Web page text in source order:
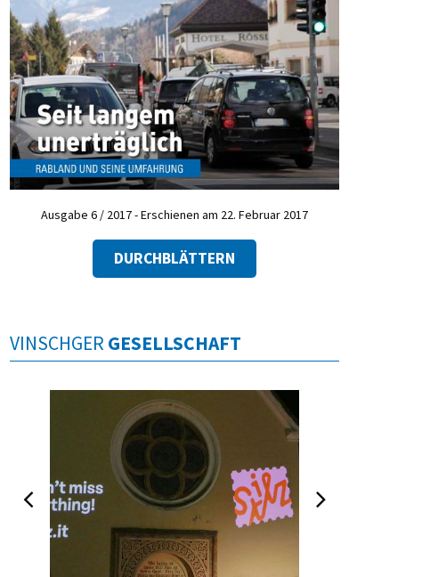
Ausgabe 6 / 2017 - Erschienen am 22. Februar 2017
DURCHBLÄTTERN
VINSCHGER GESELLSCHAFT